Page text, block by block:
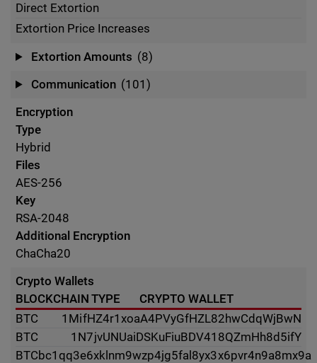
Direct Extortion
Extortion Price Increases
Extortion Amounts (8)
Communication (101)
Encryption
Type
Hybrid
Files
AES-256
Key
RSA-2048
Additional Encryption
ChaCha20
Crypto Wallets
BLOCKCHAIN TYPE
CRYPTO WALLET
BTC
1MifHZ4r1xoaA4PVyGfHZL82hwCdqWjBwN
BTC
1N7jvUNUaiDSKuFiuBDV418QZmHh8d5ifY
BTCbc1qq3e6xklnm9wzp4jg5fal8yx3x6pvr4n9a8mx9a